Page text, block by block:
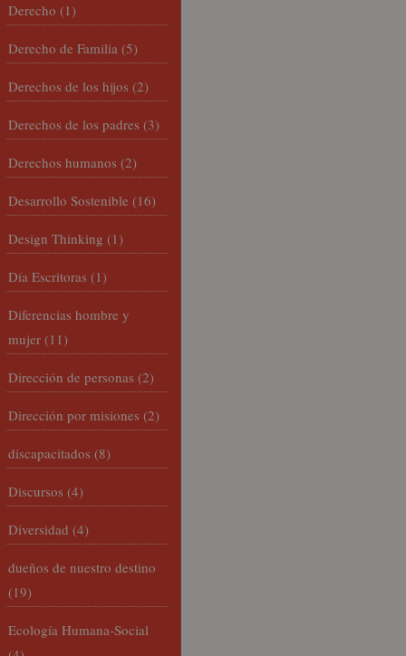
Derecho (1)
Derecho de Familia (5)
Derechos de los hijos (2)
Derechos de los padres (3)
Derechos humanos (2)
Desarrollo Sostenible (16)
Design Thinking (1)
Día Escritoras (1)
Diferencias hombre y
mujer (11)
Dirección de personas (2)
Dirección por misiones (2)
discapacitados (8)
Discursos (4)
Diversidad (4)
dueños de nuestro destino
(19)
Ecología Humana-Social